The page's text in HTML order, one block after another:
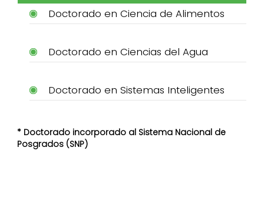
Doctorado en Ciencia de Alimentos
Doctorado en Ciencias del Agua
Doctorado en Sistemas Inteligentes
* Doctorado incorporado al Sistema Nacional de
Posgrados (SNP)